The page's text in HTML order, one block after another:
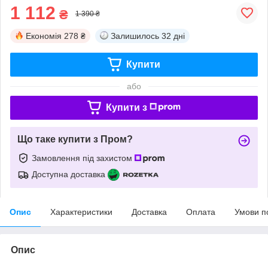
1 112 ₴ 1 390 ₴
Економія 278 ₴ Залишилось 32 дні
Купити
або
Купити з
Що таке купити з Пром?
Замовлення під захистом
Доступна доставка
Опис Характеристики Доставка Оплата Умови
Опис